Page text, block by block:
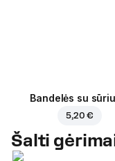
Bandelės su sūriu
5,20 €
Šalti